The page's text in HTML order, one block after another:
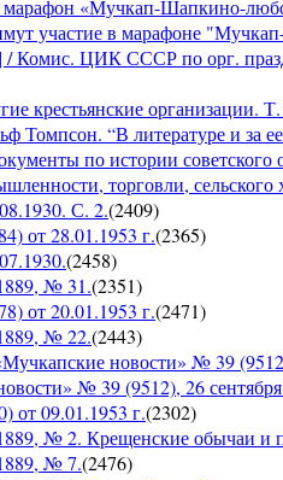
марафон «Мучкап-Шапкино-
участие в марафоне
Комис. ЦИК СССР по орг.
крестьянские организации.
Томпсон. “В литературе и за
по истории советского
торговли, сельского
С. 2.(2409)
от 28.01.1953 г.(2365)
(2458)
№ 31.(2351)
от 20.01.1953 г.(2471)
№ 22.(2443)
новости» № 39 (9512),
№ 39 (9512), 26 сентября
от 09.01.1953 г.(2302)
№ 2. Крещенские обычаи и
№ 7.(2476)